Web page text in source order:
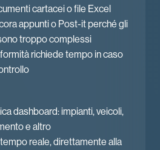
cartacei o file Excel
appunti o Post-it perché gli
troppo complessi
richiede tempo in caso
dashboard: impianti, veicoli,
e altro
reale, direttamente alla